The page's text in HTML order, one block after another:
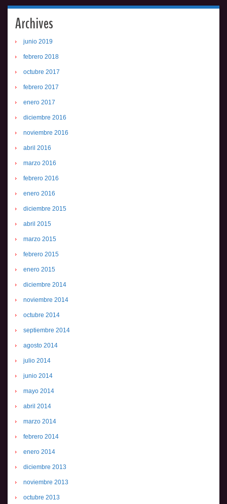
Archives
junio 2019
febrero 2018
octubre 2017
febrero 2017
enero 2017
diciembre 2016
noviembre 2016
abril 2016
marzo 2016
febrero 2016
enero 2016
diciembre 2015
abril 2015
marzo 2015
febrero 2015
enero 2015
diciembre 2014
noviembre 2014
octubre 2014
septiembre 2014
agosto 2014
julio 2014
junio 2014
mayo 2014
abril 2014
marzo 2014
febrero 2014
enero 2014
diciembre 2013
noviembre 2013
octubre 2013